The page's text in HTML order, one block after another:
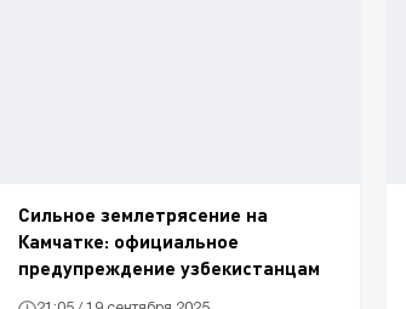
Сильное землетрясение на
Камчатке: официальное
предупреждение узбекистанцам